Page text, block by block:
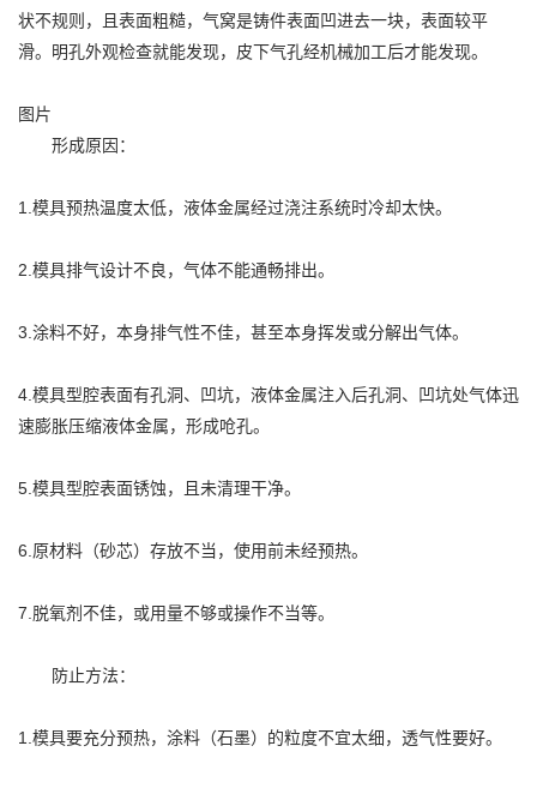
状不规则，且表面粗糙，气窝是铸件表面凹进去一块，表面较平
滑。明孔外观检查就能发现，皮下气孔经机械加工后才能发现。
图片
形成原因：
1.模具预热温度太低，液体金属经过浇注系统时冷却太快。
2.模具排气设计不良，气体不能通畅排出。
3.涂料不好，本身排气性不佳，甚至本身挥发或分解出气体。
4.模具型腔表面有孔洞、凹坑，液体金属注入后孔洞、凹坑处气体迅
速膨胀压缩液体金属，形成呛孔。
5.模具型腔表面锈蚀，且未清理干净。
6.原材料（砂芯）存放不当，使用前未经预热。
7.脱氧剂不佳，或用量不够或操作不当等。
防止方法：
1.模具要充分预热，涂料（石墨）的粒度不宜太细，透气性要好。